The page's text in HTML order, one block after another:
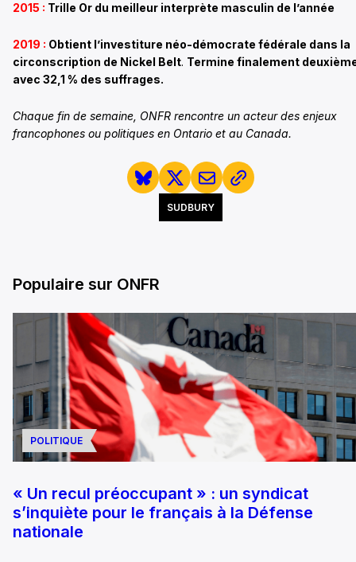
2015 : Trille Or du meilleur interprète masculin de l’année
2019 : Obtient l’investiture néo-démocrate fédérale dans la
circonscription de Nickel Belt. Termine finalement
avec 32,1 % des suffrages.
Chaque fin de semaine, ONFR rencontre un acteur des enjeux
francophones ou politiques en Ontario et au Canada.
SUDBURY
Populaire sur ONFR
POLITIQUE
« Un recul préoccupant » : un syndicat
s’inquiète pour le français à la Défense
nationale